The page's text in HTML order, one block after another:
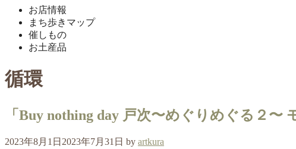
ー
お店情報
まち歩きマップ
催しもの
お土産品
循環
「Buy nothing day 戸次〜めぐりめぐる２〜
2023年8月1日 2023年7月31日 by artkura